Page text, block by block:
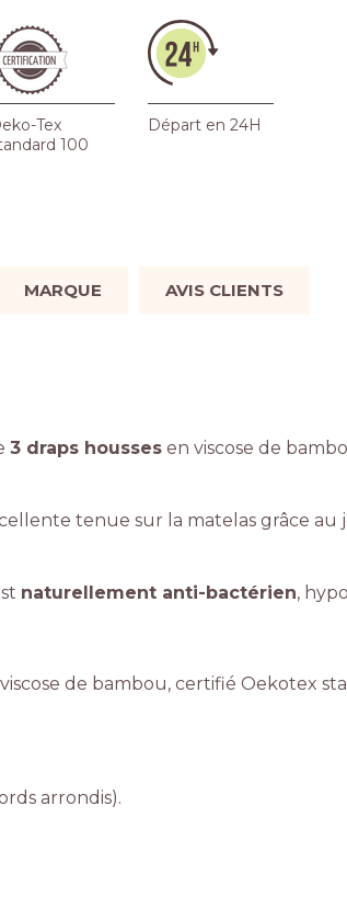
Tex
100
Départ en 24H
MARQUE AVIS CLIENTS
3 draps housses en viscose de
tenue sur la matelas grâce au
naturellement anti-bactérien,
de bambou, certifié Oekotex
arrondis).